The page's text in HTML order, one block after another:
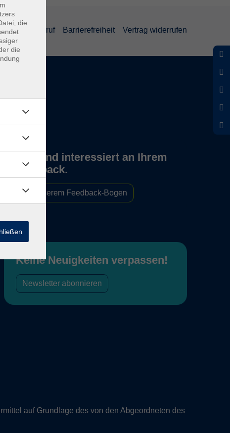
und Widerruf Barrierefreiheit Vertrag widerrufen
Wir sind interessiert an Ihrem
Feedback.
Zu unserem Feedback-Bogen
Keine Neuigkeiten verpassen!
Newsletter abonnieren
auf Grundlage des von den Abgeordneten des
die
die